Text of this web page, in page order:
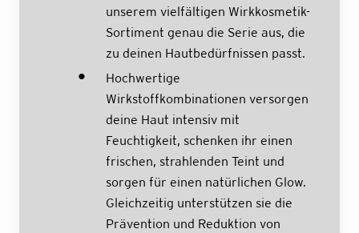
unserem vielfältigen Wirkkosmetik-
Sortiment genau die Serie aus, die
zu deinen Hautbedürfnissen passt.
Hochwertige
Wirkstoffkombinationen versorgen
deine Haut intensiv mit
Feuchtigkeit, schenken ihr einen
frischen, strahlenden Teint und
sorgen für einen natürlichen Glow.
Gleichzeitig unterstützen sie die
Prävention und Reduktion von